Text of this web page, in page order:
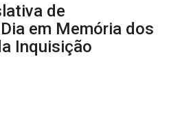
de
em Memória dos
Inquisição